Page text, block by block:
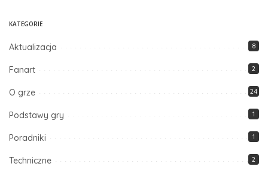
KATEGORIE
Aktualizacja 8
Fanart 2
O grze 24
Podstawy gry 1
Poradniki 1
Techniczne 2